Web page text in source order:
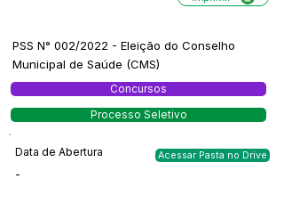
PSS N° 002/2022 - Eleição do Conselho
Municipal de Saúde (CMS)
Concursos
Processo Seletivo
Data de Abertura
-
Acessar Pasta no Drive